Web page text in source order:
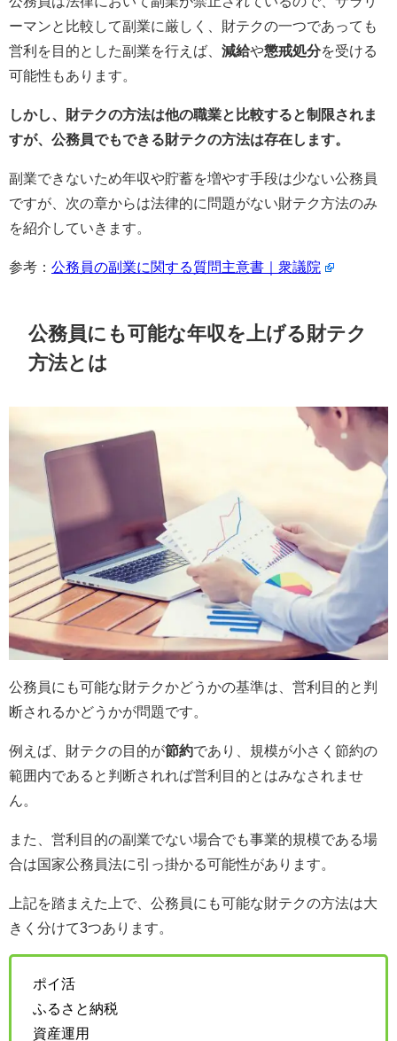
ーマンと比較して副業に厳しく、財テクの一つであっても
営利を目的とした副業を行えば、 減給や懲戒処分を受ける
可能性もあります。
しかし、財テクの方法は他の職業と比較すると制限されま
すが、公務員でもできる財テクの方法は存在します。
副業できないため年収や貯蓄を増やす手段は少ない公務員
ですが、次の章からは法律的に問題がない財テク方法のみ
を紹介していきます。
参考： 公務員の副業に関する質問主意書｜衆議院
公務員にも可能な年収を上げる財テク
方法とは
公務員にも可能な財テクかどうかの基準は、営利目的と判
断されるかどうかが問題です。
例えば、財テクの目的が節約であり、規模が小さく節約の
範囲内であると判断されれば営利目的とはみなされませ
ん。
また、営利目的の副業でない場合でも事業的規模である場
合は国家公務員法に引っ掛かる可能性があります。
上記を踏まえた上で、公務員にも可能な財テクの方法は大
きく分けて3つあります。
ポイ活
ふるさと納税
資産運用